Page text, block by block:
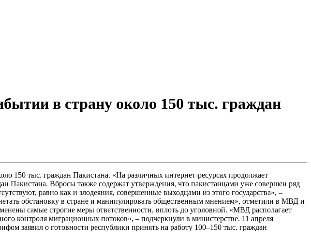
в страну около 150 тыс. граждан
150 тыс. граждан Пакистана. «На различных интернет-ресурсах продолжает
Пакистана. Вбросы также содержат утверждения, что пакистанцами уже совершен ряд
равно как и злодеяния, совершенные выходцами из этого государства», –
обстановку в стране и манипулировать общественным мнением», отметили в МВД и
самые строгие меры ответственности, вплоть до уголовной. «МВД располагает
контроля миграционных потоков», – подчеркнули в министерстве. 11 апреля
заявил о готовности республики принять на работу 100–150 тыс. граждан